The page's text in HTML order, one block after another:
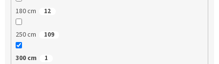
180 cm 12
250 cm 109
300 cm 1